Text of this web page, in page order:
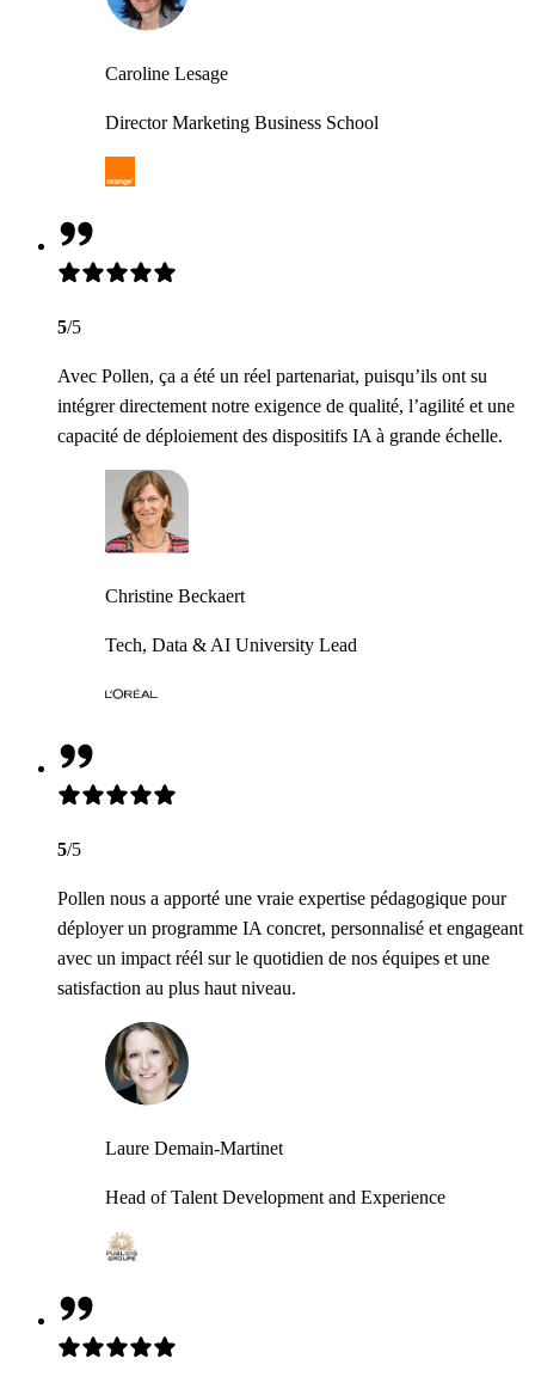
Caroline Lesage
Director Marketing Business School
5/5
Avec Pollen, ça a été un réel partenariat, puisqu’ils ont su
intégrer directement notre exigence de qualité, l’agilité et une
capacité de déploiement des dispositifs IA à grande échelle.
Christine Beckaert
Tech, Data & AI University Lead
5/5
Pollen nous a apporté une vraie expertise pédagogique pour
déployer un programme IA concret, personnalisé et engageant
avec un impact réél sur le quotidien de nos équipes et une
satisfaction au plus haut niveau.
Laure Demain-Martinet
Head of Talent Development and Experience